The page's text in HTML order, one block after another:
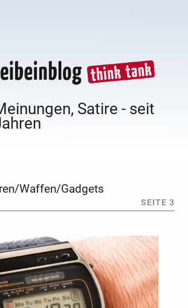
Satire - seit
Waffen/Gadgets
SEITE 3